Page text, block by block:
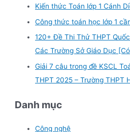
Kiến thức Toán lớp 1 Cánh
Công thức toán học lớp 1
120+ Đề Thi Thử THPT
Các Trường Sở Giáo Dục
Giải 7 câu trong đề KSCL
THPT 2025 – Trường THPT
Danh mục
Công nghệ